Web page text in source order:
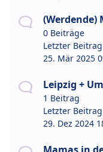
(Werdende)
0 Beiträge
Letzter
25. Mär 2025
Leipzig +
1 Beitrag
Letzter
29. Dez 2024